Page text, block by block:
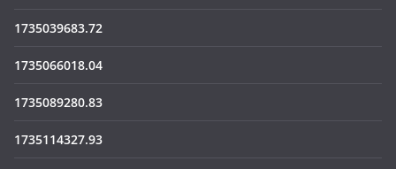
1735039683.72
1735066018.04
1735089280.83
1735114327.93